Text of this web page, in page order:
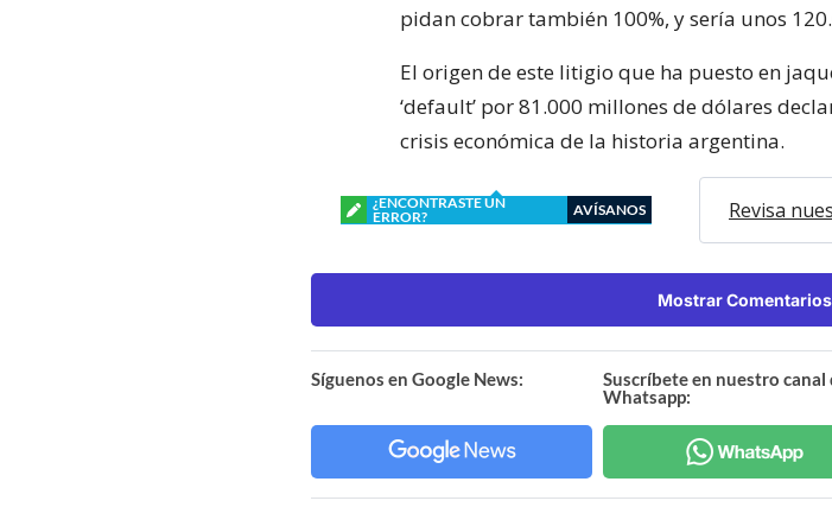
pidan cobrar también 100%, y sería unos
El origen de este litigio que ha puesto en
‘default’ por 81.000 millones de dólares
crisis económica de la historia argentina.
¿ENCONTRASTE UN
ERROR?
AVÍSANOS Revisa
Mostrar Comentarios
Síguenos en Google News:
Suscríbete en nuestro canal
Whatsapp: